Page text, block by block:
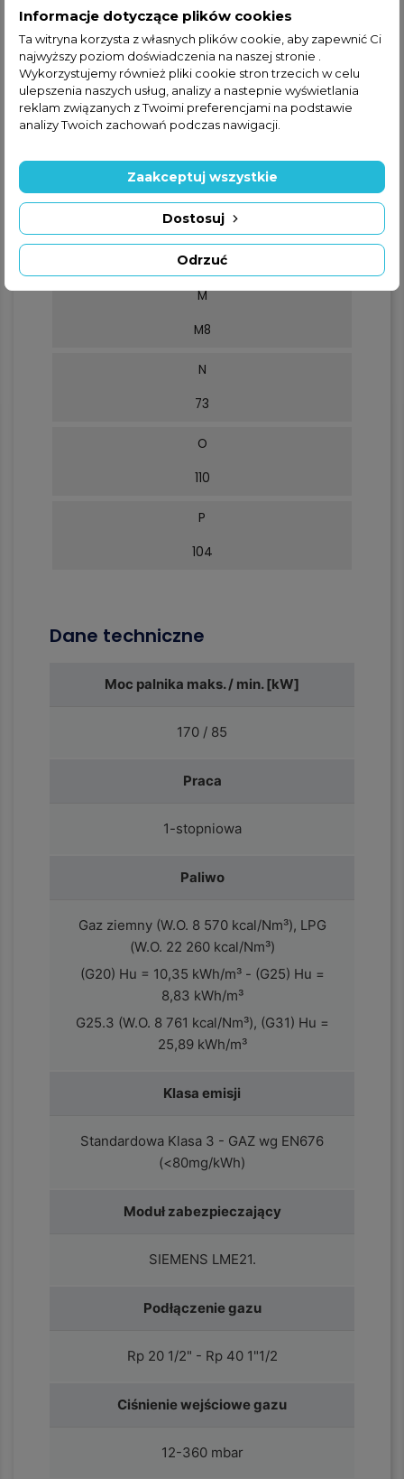
125
G
201
106/130
L
106/130
M
M8
N
73
O
110
P
104
Dane techniczne
Moc palnika maks. / min. [kW]
170 / 85
Praca
1-stopniowa
Paliwo
Gaz ziemny (W.O. 8 570 kcal/Nm³), LPG
(W.O. 22 260 kcal/Nm³)
(G20) Hu = 10,35 kWh/m³ - (G25) Hu =
8,83 kWh/m³
G25.3 (W.O. 8 761 kcal/Nm³), (G31) Hu =
25,89 kWh/m³
Klasa emisji
Standardowa Klasa 3 - GAZ wg EN676
(<80mg/kWh)
Moduł zabezpieczający
SIEMENS LME21.
Podłączenie gazu
Rp 20 1/2" - Rp 40 1"1/2
Ciśnienie wejściowe gazu
12-360 mbar
Informacje dotyczące plików cookies
Ta witryna korzysta z własnych plików cookie, aby zapewnić Ci
najwyższy poziom doświadczenia na naszej stronie .
Wykorzystujemy również pliki cookie stron trzecich w celu
ulepszenia naszych usług, analizy a nastepnie wyświetlania
reklam związanych z Twoimi preferencjami na podstawie
analizy Twoich zachowań podczas nawigacji.
Odrzuć
Dostosuj
Zaakceptuj wszystkie